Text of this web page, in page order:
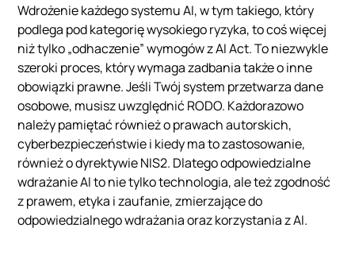
Wdrożenie każdego systemu AI, w tym takiego, który
podlega pod kategorię wysokiego ryzyka, to coś więcej
niż tylko „odhaczenie” wymogów z AI Act. To niezwykle
szeroki proces, który wymaga zadbania także o inne
obowiązki prawne. Jeśli Twój system przetwarza dane
osobowe, musisz uwzględnić RODO. Każdorazowo
należy pamiętać również o prawach autorskich,
cyberbezpieczeństwie i kiedy ma to zastosowanie,
również o dyrektywie NIS2. Dlatego odpowiedzialne
wdrażanie AI to nie tylko technologia, ale też zgodność
z prawem, etyka i zaufanie, zmierzające do
odpowiedzialnego wdrażania oraz korzystania z AI.